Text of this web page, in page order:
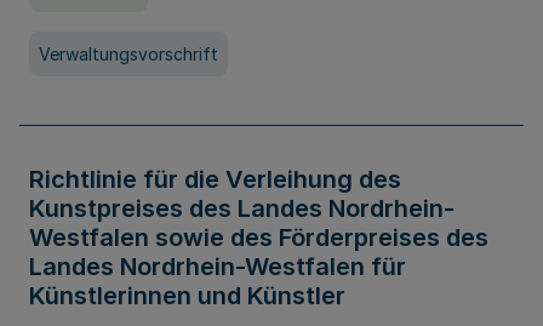
Verwaltungsvorschrift
Richtlinie für die Verleihung des
Kunstpreises des Landes Nordrhein-
Westfalen sowie des Förderpreises des
Landes Nordrhein-Westfalen für
Künstlerinnen und Künstler